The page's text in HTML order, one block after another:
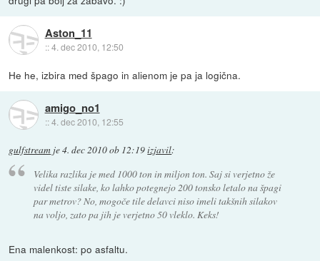
Aston_11
::4. dec 2010, 12:50
He he, izbira med špago in alienom je pa ja logična.
amigo_no1
::4. dec 2010, 12:55
gulfstream je4. dec 2010 ob 12:19izjavil:
Velika razlika je med 1000 ton in miljon ton. Saj si verjetno že
videl tiste silake, ko lahko potegnejo 200 tonsko letalo na špagi
par metrov? No, mogoče tile delavci niso imeli takšnih silakov
na voljo, zato pa jih je verjetno 50 vleklo. Keks!
Ena malenkost: po asfaltu.